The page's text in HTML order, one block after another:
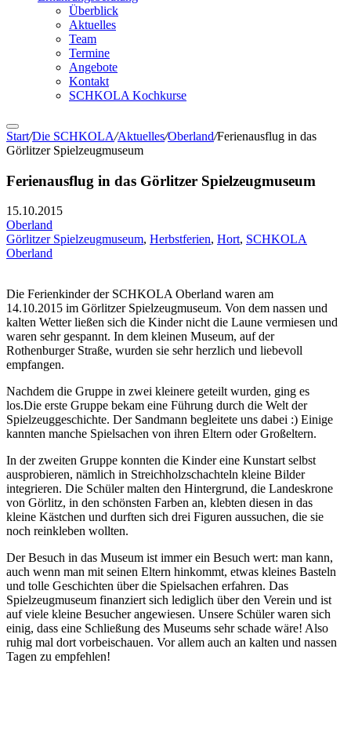
Überblick
Aktuelles
Team
Termine
Angebote
Kontakt
SCHKOLA Kochkurse
Start/Die SCHKOLA/Aktuelles/Oberland/Ferienausflug in das
Görlitzer Spielzeugmuseum
Ferienausflug in das Görlitzer Spielzeugmuseum
15.10.2015
Oberland
Görlitzer Spielzeugmuseum, Herbstferien, Hort, SCHKOLA
Oberland
Die Ferienkinder der SCHKOLA Oberland waren am
14.10.2015 im Görlitzer Spielzeugmuseum. Von dem nassen und
kalten Wetter ließen sich die Kinder nicht die Laune vermiesen und
waren sehr gespannt. In dem kleinen Museum, auf der
Rothenburger Straße, wurden sie sehr herzlich und liebevoll
empfangen.
Nachdem die Gruppe in zwei kleinere geteilt wurden, ging es
los.Die erste Gruppe bekam eine Führung durch die Welt der
Spielzeuggeschichte. Der Sandmann begleitete uns dabei :) Einige
kannten manche Spielsachen von ihren Eltern oder Großeltern.
In der zweiten Gruppe konnten die Kinder eine Kunstart selbst
ausprobieren, nämlich in Streichholzschachteln kleine Bilder
integrieren. Die Schüler malten den Hintergrund, die Landeskrone
von Görlitz, in den schönsten Farben an, klebten diesen in das
kleine Kästchen und durften sich drei Figuren aussuchen, die sie
noch reinkleben wollten.
Der Besuch in das Museum ist immer ein Besuch wert: man kann,
auch wenn man mit seinen Eltern hinkommt, etwas kleines Basteln
und tolle Geschichten über die Spielsachen erfahren. Das
Spielzeugmuseum finanziert sich lediglich über den Verein und ist
auf viele kleine Besucher angewiesen. Unsere Schüler waren sich
einig, dass eine Schließung des Museums sehr schade wäre! Also
ruhig mal dort vorbeischauen. Vor allem auch an kalten und nassen
Tagen zu empfehlen!